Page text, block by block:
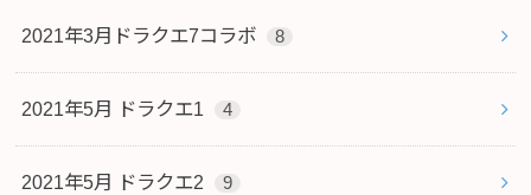
2021年3月ドラクエ7コラボ 8
2021年5月 ドラクエ1 4
2021年5月 ドラクエ2 9